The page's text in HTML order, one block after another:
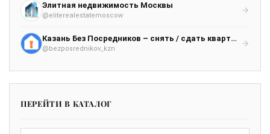
Элитная недвижимость Москвы
@eliterealestatemoscow
Казань Без Посредников – снять / сдать квартиру / комнату
@bezposrednikov_kzn
ПЕРЕЙТИ В КАТАЛОГ